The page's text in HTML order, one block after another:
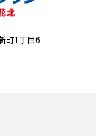
町1丁目6